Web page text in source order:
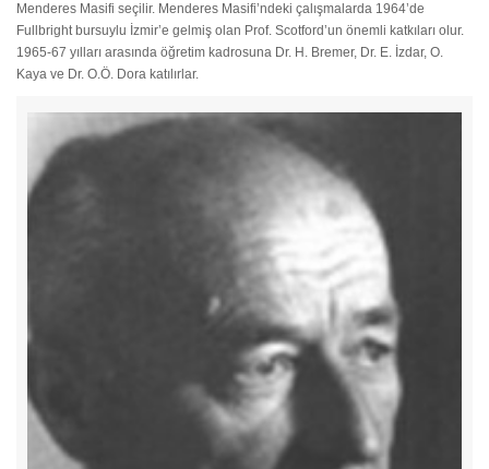
Menderes Masifi seçilir. Menderes Masifi’ndeki çalışmalarda 1964’de
Fullbright bursuylu İzmir’e gelmiş olan Prof. Scotford’un önemli katkıları olur.
1965-67 yılları arasında öğretim kadrosuna Dr. H. Bremer, Dr. E. İzdar, O.
Kaya ve Dr. O.Ö. Dora katılırlar.